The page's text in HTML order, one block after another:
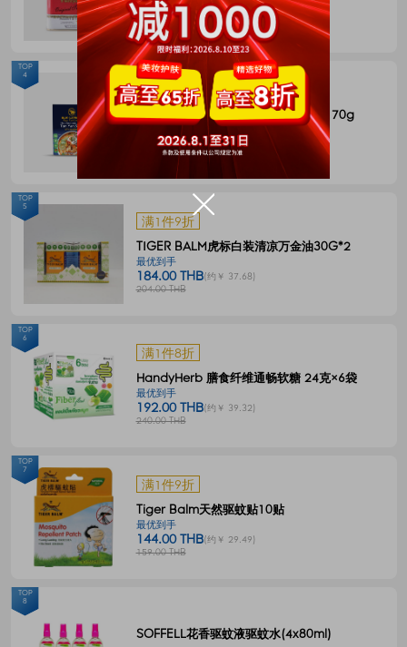
144.00 THB(约￥ 29.49)
180.00 THB
满1件8折
BLUE ELEPHANT 冬阴功一体式汤料 70g
55.00 THB(约￥ 11.27)
68.00 THB
TOP
4
满1件9折
TIGER BALM虎标白装清凉万金油30G*2
最优到手
184.00 THB(约￥ 37.68)
204.00 THB
TOP
5
满1件8折
HandyHerb 膳食纤维通畅软糖 24克×6袋
最优到手
192.00 THB(约￥ 39.32)
240.00 THB
TOP
6
满1件9折
Tiger Balm天然驱蚊贴10贴
最优到手
144.00 THB(约￥ 29.49)
159.00 THB
TOP
7
SOFFELL花香驱蚊液驱蚊水(4x80ml)
TOP
8